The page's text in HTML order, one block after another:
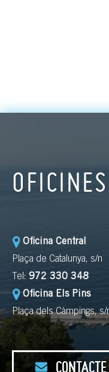
Oficina Central
Plaça de Catalunya, s/n
Tel: 972 330 348
Oficina Els Pins
Plaça dels Càmpings, s/
CONTACTE